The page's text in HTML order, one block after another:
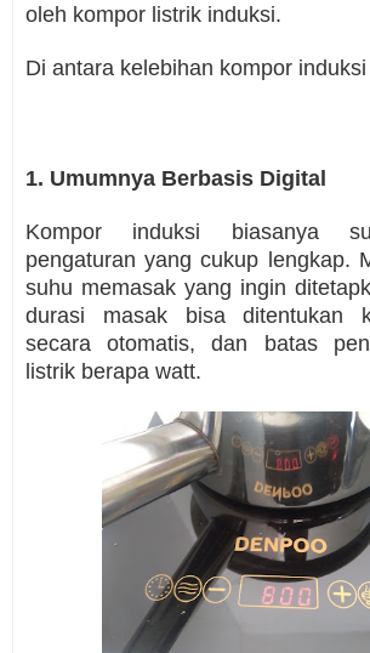
oleh kompor listrik induksi.
Di antara kelebihan kompor
1. Umumnya Berbasis Digital
Kompor induksi biasanya
pengaturan yang cukup lengkap.
suhu memasak yang ingin
durasi masak bisa ditentukan
secara otomatis, dan batas
listrik berapa watt.